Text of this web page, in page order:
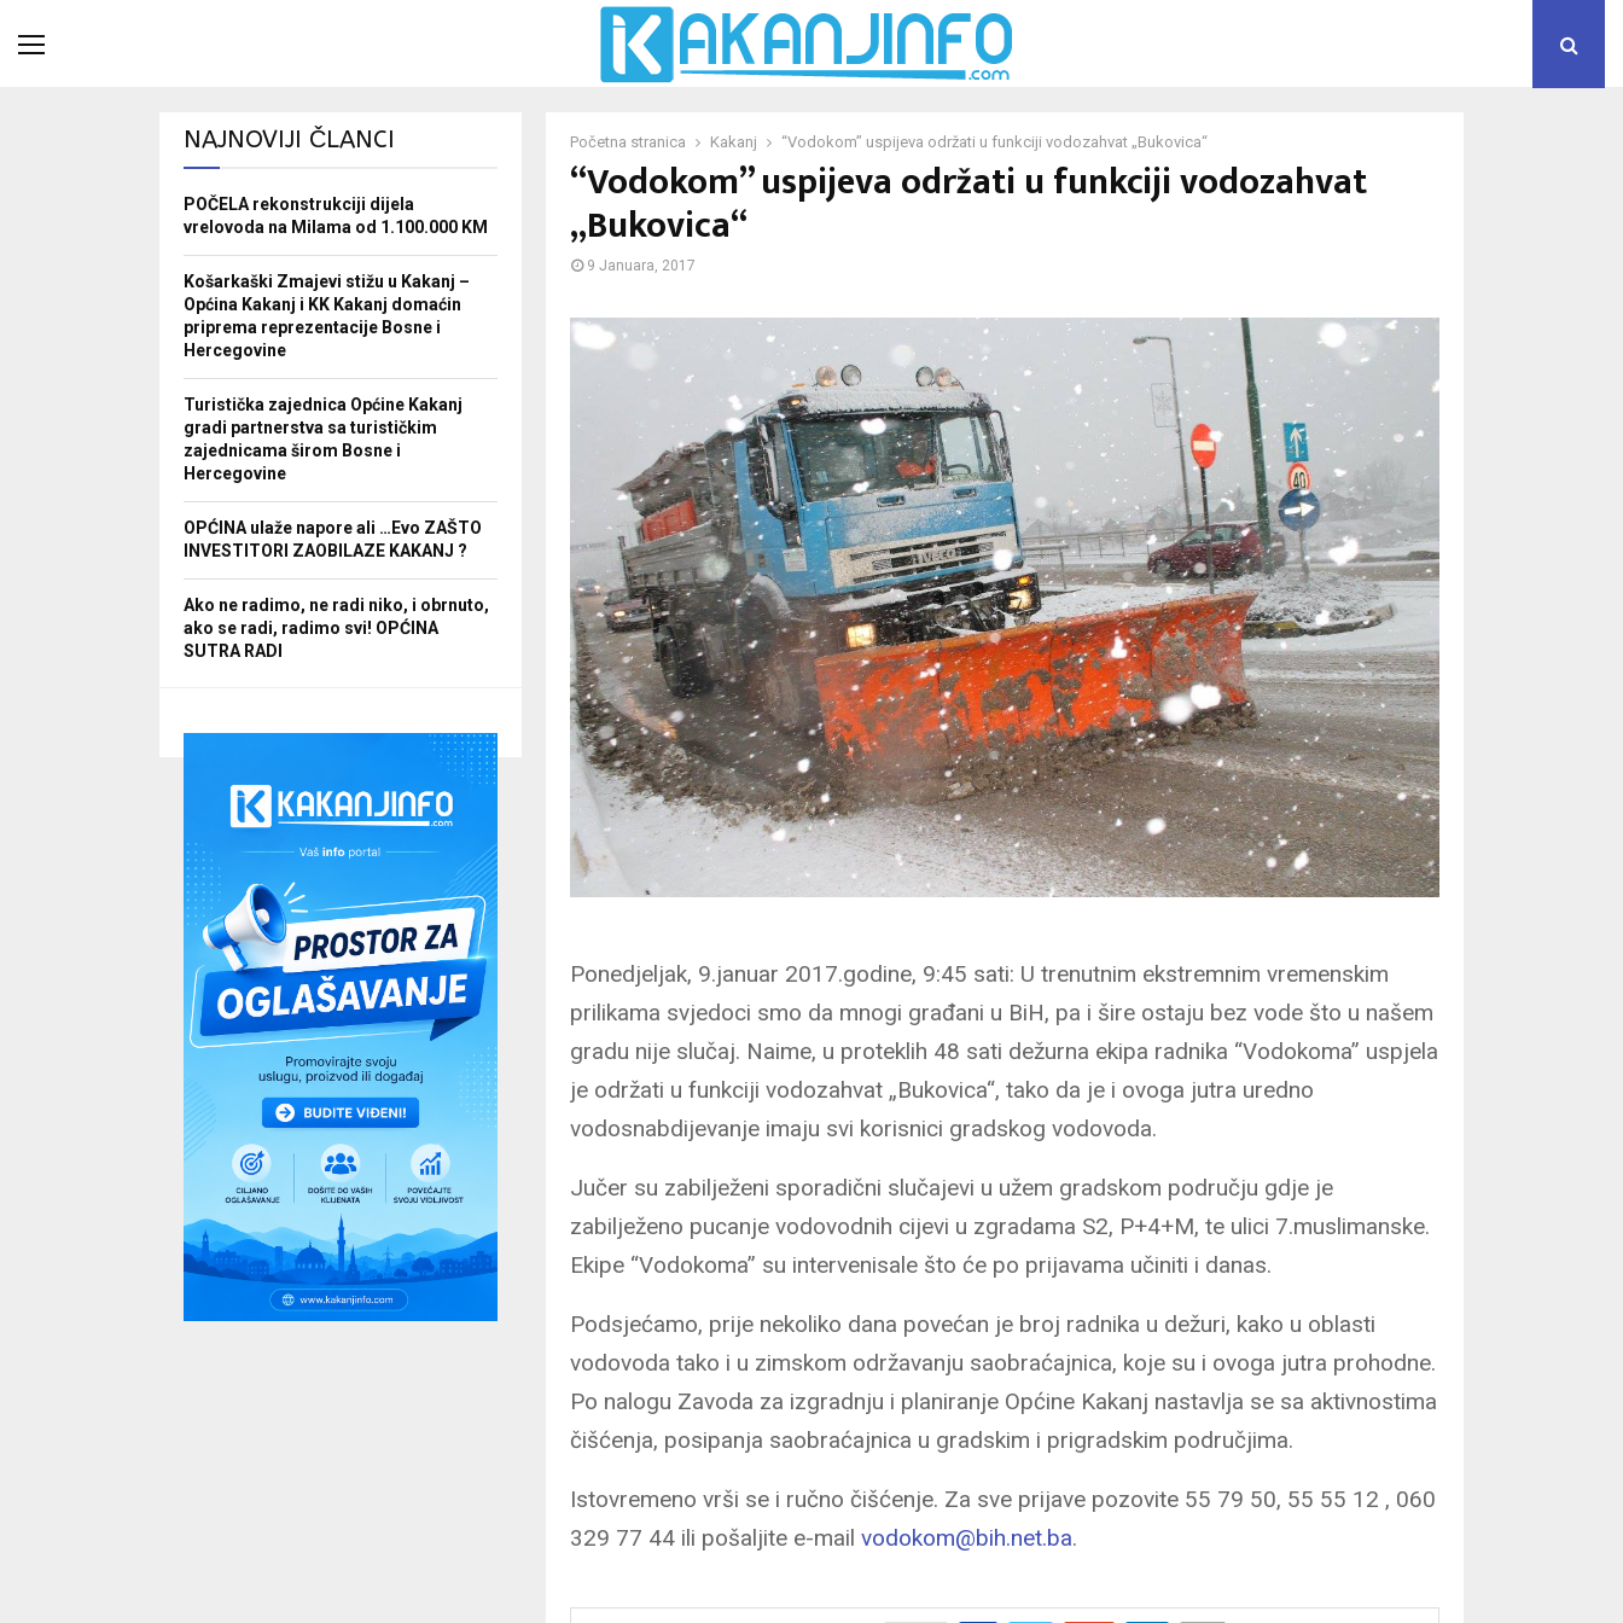
Početna stranica Kakanj “Vodokom” uspijeva održati u funkciji vodozahvat „Bukovica“
“Vodokom” uspijeva održati u funkciji vodozahvat
„Bukovica“
9 Januara, 2017
Ponedjeljak, 9.januar 2017.godine, 9:45 sati: U trenutnim ekstremnim vremenskim
prilikama svjedoci smo da mnogi građani u BiH, pa i šire ostaju bez vode što u našem
gradu nije slučaj. Naime, u proteklih 48 sati dežurna ekipa radnika “Vodokoma” uspjela
je održati u funkciji vodozahvat „Bukovica“, tako da je i ovoga jutra uredno
vodosnabdijevanje imaju svi korisnici gradskog vodovoda.
Jučer su zabilježeni sporadični slučajevi u užem gradskom području gdje je
zabilježeno pucanje vodovodnih cijevi u zgradama S2, P+4+M, te ulici 7.muslimanske.
Ekipe “Vodokoma” su intervenisale što će po prijavama učiniti i danas.
Podsjećamo, prije nekoliko dana povećan je broj radnika u dežuri, kako u oblasti
vodovoda tako i u zimskom održavanju saobraćajnica, koje su i ovoga jutra prohodne.
Po nalogu Zavoda za izgradnju i planiranje Općine Kakanj nastavlja se sa aktivnostima
čišćenja, posipanja saobraćajnica u gradskim i prigradskim područjima.
Istovremeno vrši se i ručno čišćenje. Za sve prijave pozovite 55 79 50, 55 55 12 , 060
329 77 44 ili pošaljite e-mail vodokom@bih.net.ba.
NAJNOVIJI ČLANCI
POČELA rekonstrukciji dijela
vrelovoda na Milama od 1.100.000 KM
Košarkaški Zmajevi stižu u Kakanj –
Općina Kakanj i KK Kakanj domaćin
priprema reprezentacije Bosne i
Hercegovine
Turistička zajednica Općine Kakanj
gradi partnerstva sa turističkim
zajednicama širom Bosne i
Hercegovine
OPĆINA ulaže napore ali …Evo ZAŠTO
INVESTITORI ZAOBILAZE KAKANJ ?
Ako ne radimo, ne radi niko, i obrnuto,
ako se radi, radimo svi! OPĆINA
SUTRA RADI